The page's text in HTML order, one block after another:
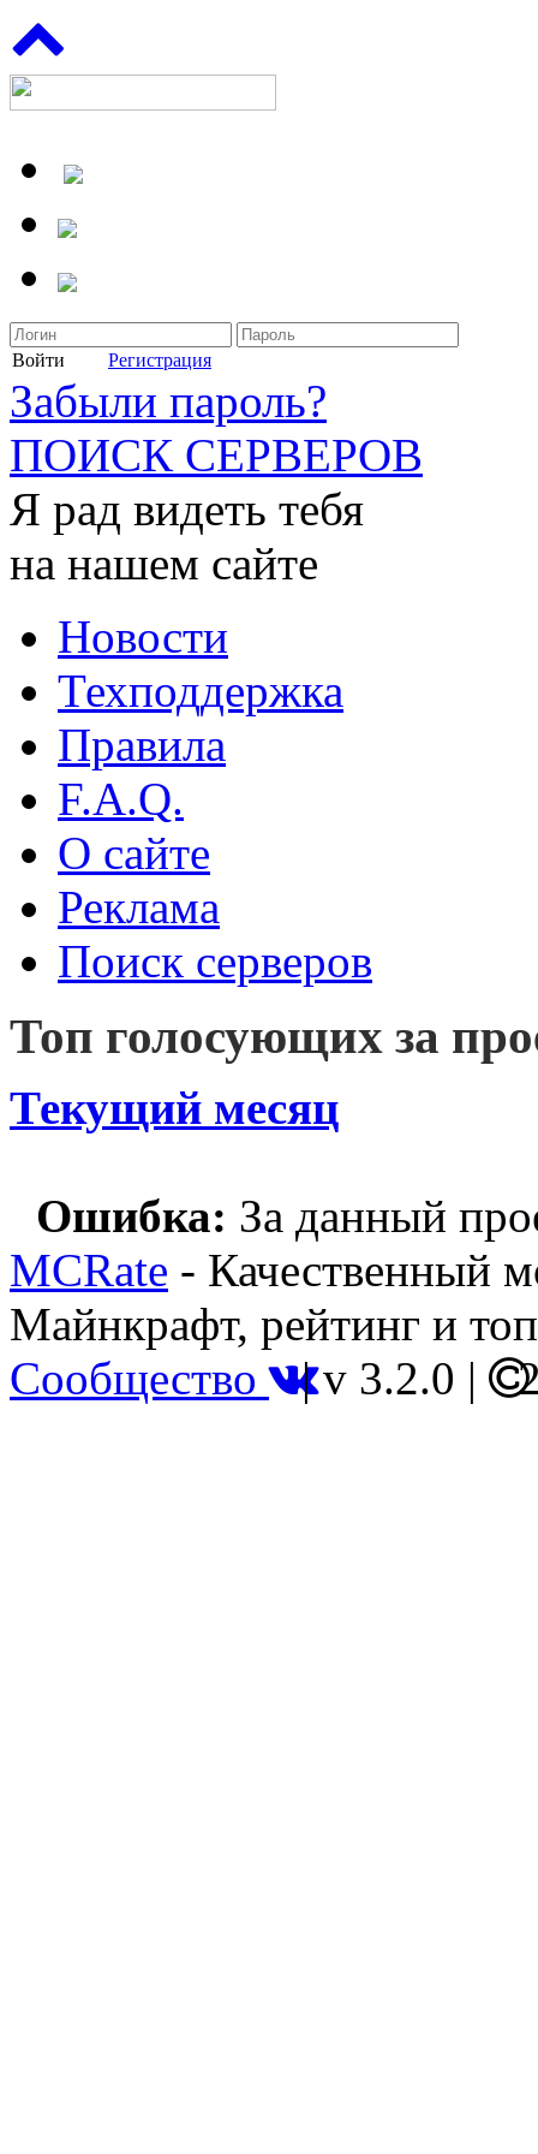
Войти Регистрация
Забыли пароль?
ПОИСК СЕРВЕРОВ
Я рад видеть тебя
на нашем сайте
Новости
Техподдержка
Правила
F.A.Q.
О сайте
Реклама
Поиск серверов
Топ голосующих за
Текущий месяц
Ошибка: За данный
MCRate - Качественный
Майнкрафт, рейтинг и
Сообщество |v 3.2.0 |